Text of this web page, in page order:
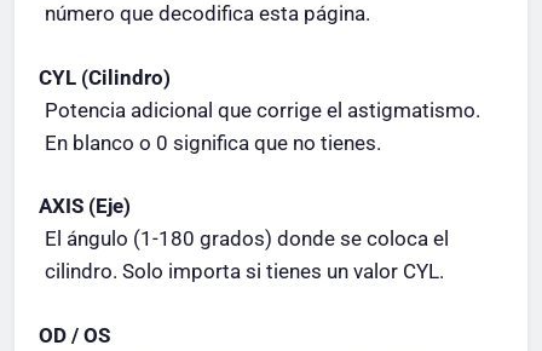
número que decodifica esta página.
CYL (Cilindro)
Potencia adicional que corrige el astigmatismo.
En blanco o 0 significa que no tienes.
AXIS (Eje)
El ángulo (1-180 grados) donde se coloca el
cilindro. Solo importa si tienes un valor CYL.
OD / OS